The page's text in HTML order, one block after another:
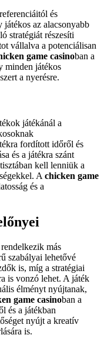
és
az alacsonyabb
stratégiát részesíti
vállalva a potenciálisan
game casinoban a
minden játékos
a nyerésre.
játékánál a
fordított időről és
és a játékra szánt
kell lenniük a
A chicken game
és a
más
szabályai lehetővé
is, míg a stratégiai
is vonzó lehet. A játék
élményt nyújtanak,
game casinoban a
és a játékban
nyújt a kreatív
is.